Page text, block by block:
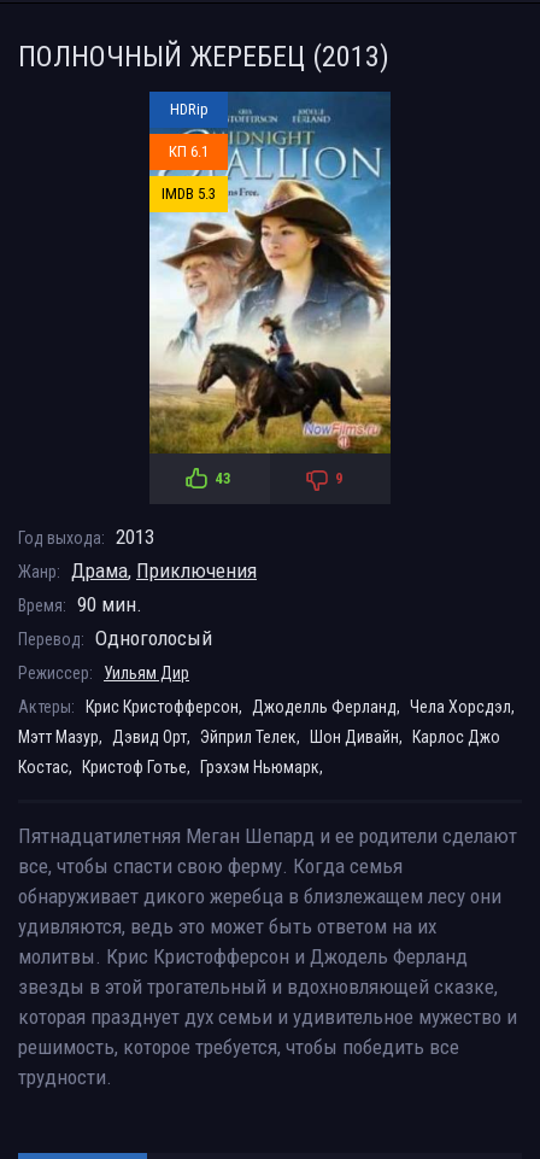
ПОЛНОЧНЫЙ ЖЕРЕБЕЦ (2013)
HDRip
КП 6.1
IMDB 5.3
43 9
Год выхода: 2013
Жанр: Драма, Приключения
Время: 90 мин.
Перевод: Одноголосый
Режиссер:
Уильям Дир
Актеры:
Крис Кристофферсон, Джоделль Ферланд, Чела Хорсдэл,
Мэтт Мазур,
Дэвид Орт, Эйприл Телек, Шон Дивайн,
Карлос Джо
Костас,
Кристоф Готье, Грэхэм Ньюмарк,
Пятнадцатилетняя Меган Шепард и ее родители сделают
все, чтобы спасти свою ферму. Когда семья
обнаруживает дикого жеребца в близлежащем лесу они
удивляются, ведь это может быть ответом на их
молитвы. Крис Кристофферсон и Джодель Ферланд
звезды в этой трогательный и вдохновляющей сказке,
которая празднует дух семьи и удивительное мужество и
решимость, которое требуется, чтобы победить все
трудности.